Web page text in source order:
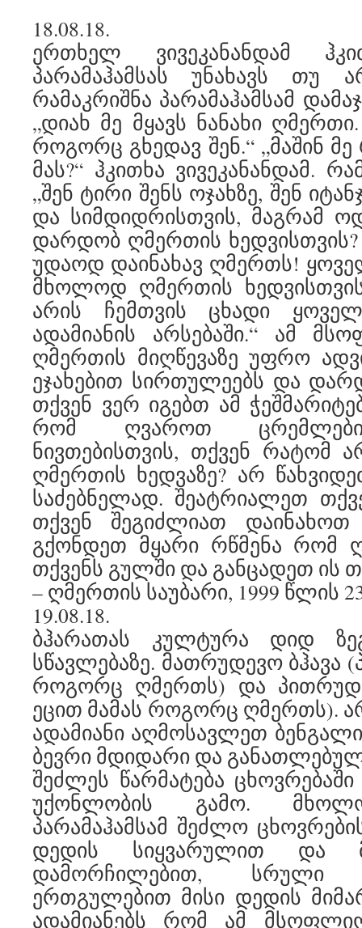
18.08.18.
ერთხელ ვივეკანანდამ
პარამაჰამსას უნახავს თუ
რამაკრიშნა პარამაჰამსამ
„დიახ მე მყავს ნანახი
როგორც გხედავ შენ.“ „მაშინ
მას?“ ჰკითხა ვივეკანანდამ.
„შენ ტირი შენს ოჯახზე, შენ
და სიმდიდრისთვის, მაგრამ
დარდობ ღმერთის ხედვისთვის?
უდაოდ დაინახავ ღმერთს!
მხოლოდ ღმერთის
არის ჩემთვის ცხადი
ადამიანის არსებაში.“ ამ
ღმერთის მიღწევაზე უფრო
ეჯახებით სირთულეებს და
თქვენ ვერ იგებთ ამ
რომ ღვაროთ
ნივთებისთვის, თქვენ
ღმერთის ხედვაზე? არ
საძებნელად. შეატრიალეთ
თქვენ შეგიძლიათ დაინახოთ
გქონდეთ მყარი რწმენა რომ
თქვენს გულში და განცადეთ ის
– ღმერთის საუბარი, 1999 წლის
19.08.18.
ბჰარათას კულტურა დიდ
სწავლებაზე. მათრუდევო ბჰავა
როგორც ღმერთს) და
ეცით მამას როგორც ღმერთს).
ადამიანი აღმოსავლეთ
ბევრი მდიდარი და
შეძლეს წარმატება
უქონლობის გამო.
პარამაჰამსამ შეძლო
დედის სიყვარულით და
დამორჩილებით,
ერთგულებით მისი დედის
ადამიანებს რომ ამ